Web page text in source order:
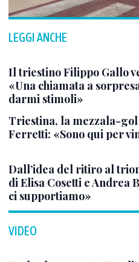
LEGGI ANCHE
Il triestino Filippo Gallo
«Una chiamata a
darmi stimoli»
Triestina, la mezzala-
Ferretti: «Sono qui per
Dall’idea del ritiro al
di Elisa Cosetti e Andrea
ci supportiamo»
VIDEO